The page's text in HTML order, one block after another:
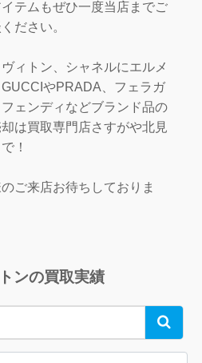
テムもぜひ一度当店までご
ださい。
ヴィトン、シャネルにエルメ
GUCCIやPRADA、フェラガ
ェンディなどブランド品の
却は買取専門店さすがや北見
！
ご来店お待ちしておりま
ンの買取実績
Search